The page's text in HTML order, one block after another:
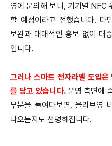
영에 문의해 보니, 기기별 NFC
할 예정이라고 전했습니다. 다
보완과 대대적인 홍보 없이 대
입니다.
그러나 스마트 전자라벨 도입은
를 담고 있습니다. 운영 측면에
부분을 들여다보면, 올리브영
나오는지도 선명해집니다.